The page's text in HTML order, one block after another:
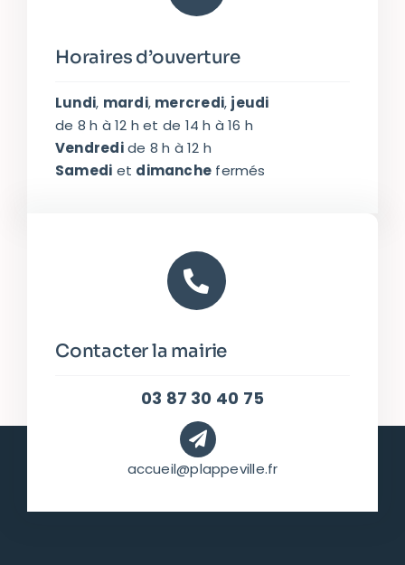
Horaires d’ouverture
Lundi, mardi, mercredi, jeudi
de 8 h à 12 h et de 14 h à 16 h
Vendredide 8 h à 12 h
Samedi et dimanche fermés
Contacter la mairie
03 87 30 40 75
accueil@plappeville.fr